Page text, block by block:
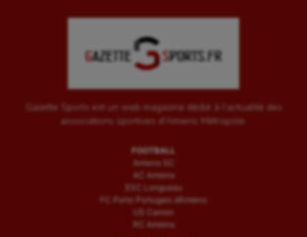
Gazette Sports est un web magazine dédié à l'actualité des
associations sportives d'Amiens Métropole.
FOOTBALL
Amiens SC
AC Amiens
ESC Longueau
FC Porto Portugais d’Amiens
US Camon
RC Amiens